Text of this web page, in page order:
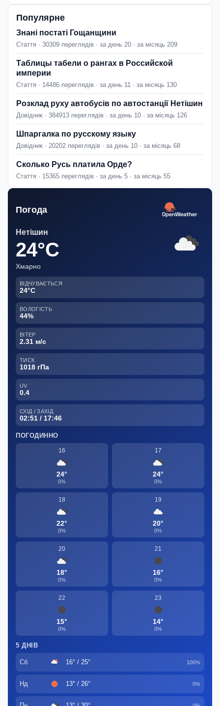
Популярне
Знані постаті Гощанщини
Стаття · 30309 переглядів · за день 20 · за місяць 209
Таблицы табели о рангах в Российской
империи
Стаття · 14486 переглядів · за день 11 · за місяць 130
Розклад руху автобусів по автостанції Нетішин
Довідник · 384913 переглядів · за день 10 · за місяць 126
Шпаргалка по русскому языку
Довідник · 20202 переглядів · за день 10 · за місяць 68
Сколько Русь платила Орде?
Стаття · 15365 переглядів · за день 5 · за місяць 55
Погода
Нетішин
24°C
Хмарно
ВІДЧУВАЄТЬСЯ
24°C
ВОЛОГІСТЬ
44%
ВІТЕР
2.31 м/с
ТИСК
1018 гПа
UV
0.4
СХІД / ЗАХІД
02:51 / 17:46
ПОГОДИННО
16
24°
0%
17
24°
0%
18
22°
0%
19
20°
0%
20
18°
0%
21
16°
0%
22
15°
0%
23
14°
0%
5 ДНІВ
Сб 16° / 25° 100%
Нд 13° / 26° 0%